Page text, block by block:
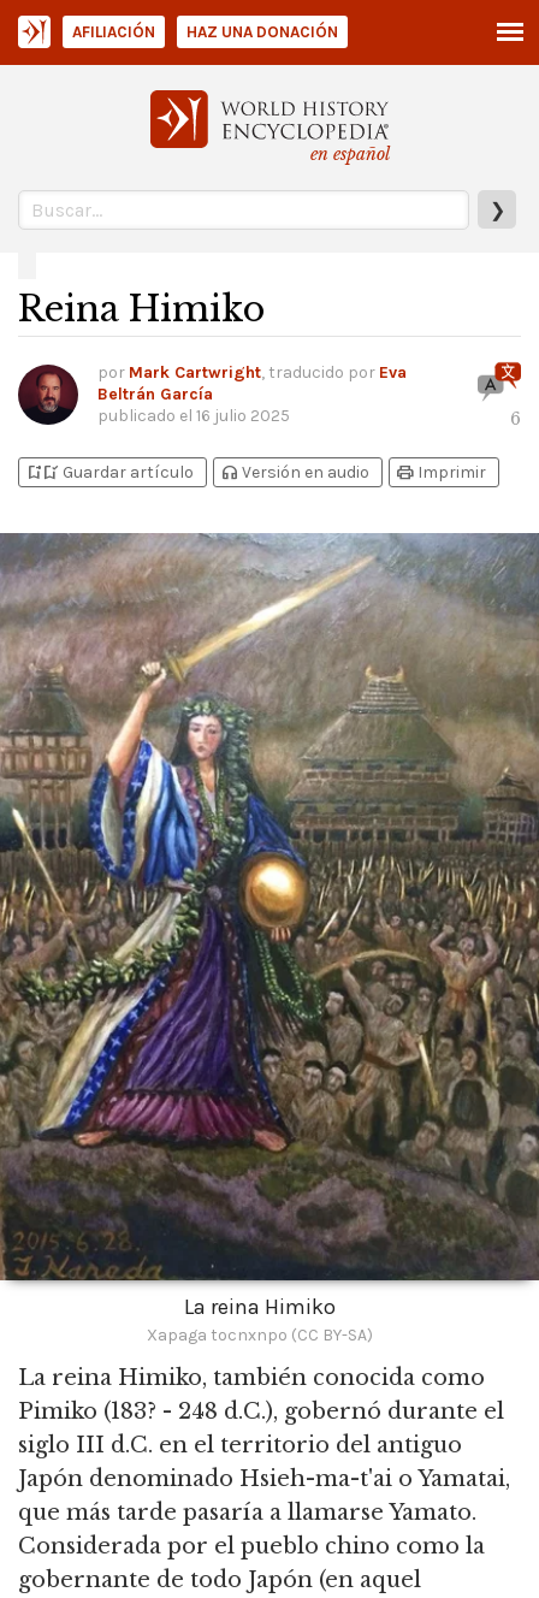
en español
❯
AFILIACIÓN HAZ UNA DONACIÓN
Reina Himiko
por Mark Cartwright, traducido por Eva
Beltrán García
publicado el 16 julio 2025 6
bookmark_addbookmark_added Guardar artículo headphones Versión en audio print Imprimir
La reina Himiko
Xapaga tocnxnpo (CC BY-SA)
La reina Himiko, también conocida como
Pimiko (183? - 248 d.C.), gobernó durante el
siglo III d.C. en el territorio del antiguo
Japón denominado Hsieh-ma-t'ai o Yamatai,
que más tarde pasaría a llamarse Yamato.
Considerada por el pueblo chino como la
gobernante de todo Japón (en aquel